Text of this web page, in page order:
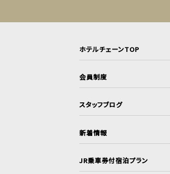
ホテルチェーンTOP
会員制度
スタッフブログ
新着情報
JR乗車券付宿泊プラン